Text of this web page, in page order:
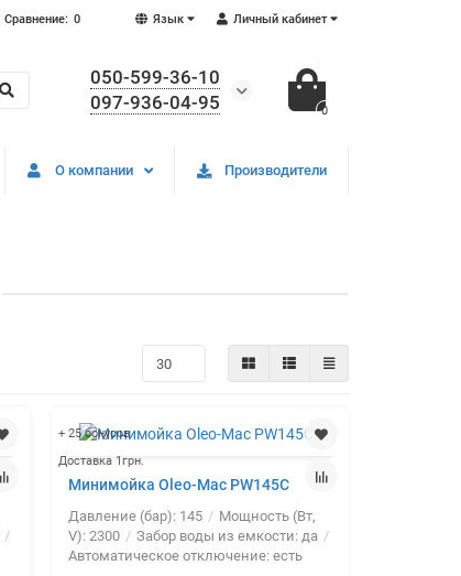
Личный кабинет
Язык
Сравнение: 0
050-599-36-10
097-936-04-95
0
О компании Производители
+ 25 бонусов
Доставка 1грн.
Минимойка Oleo-Mac PW145C
Давление (бар): 145
Мощность (Вт,
V): 2300 Забор воды из емкости: да
Автоматическое отключение: есть